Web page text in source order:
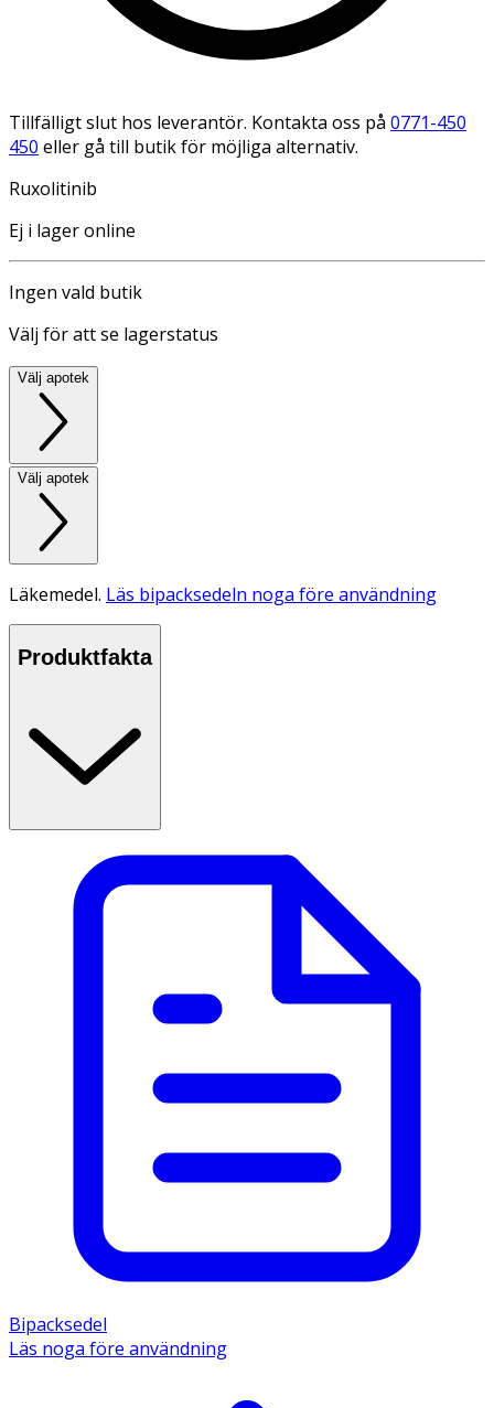
Tillfälligt slut hos leverantör. Kontakta oss på 0771-450
450 eller gå till butik för möjliga alternativ.
Ruxolitinib
Ej i lager online
Ingen vald butik
Välj för att se lagerstatus
Välj apotek
Välj apotek
Läkemedel. Läs bipacksedeln noga före användning
Produktfakta
Bipacksedel
Läs noga före användning